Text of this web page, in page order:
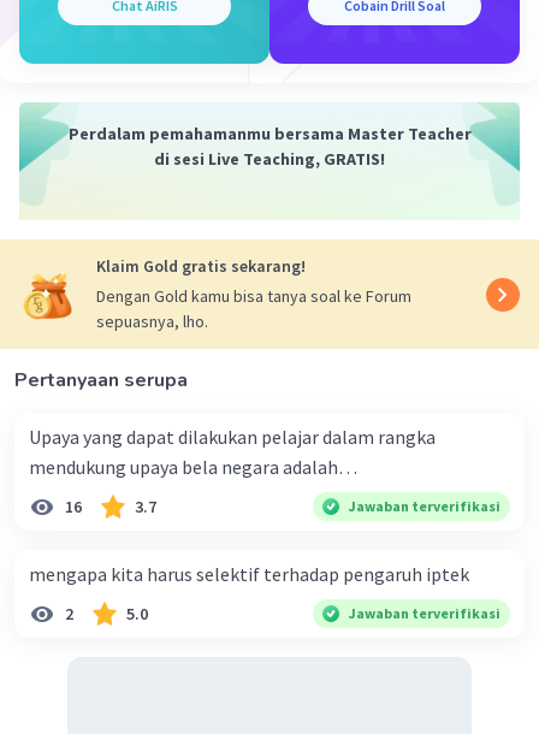
Chat AiRIS Cobain Drill Soal
Perdalam pemahamanmu bersama Master Teacher
di sesi Live Teaching, GRATIS!
Klaim Gold gratis sekarang!
Dengan Gold kamu bisa tanya soal ke Forum
sepuasnya, lho.
Pertanyaan serupa
Upaya yang dapat dilakukan pelajar dalam rangka
mendukung upaya bela negara adalah…
16 3.7 Jawaban terverifikasi
mengapa kita harus selektif terhadap pengaruh iptek
2 5.0 Jawaban terverifikasi